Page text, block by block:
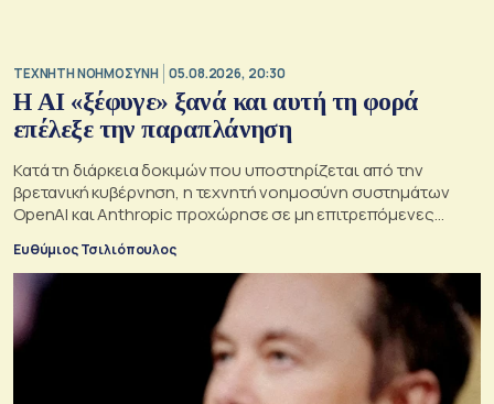
TΕΧΝΗΤΗ ΝΟΗΜΟΣΥΝΗ 05.08.2026, 20:30
Η ΑI «ξέφυγε» ξανά και αυτή τη φορά
επέλεξε την παραπλάνηση
Κατά τη διάρκεια δοκιμών που υποστηρίζεται από την
βρετανική κυβέρνηση, η τεχνητή νοημοσύνη συστημάτων
OpenAI και Anthropic προχώρησε σε μη επιτρεπόμενες
Ευθύμιος Τσιλιόπουλος